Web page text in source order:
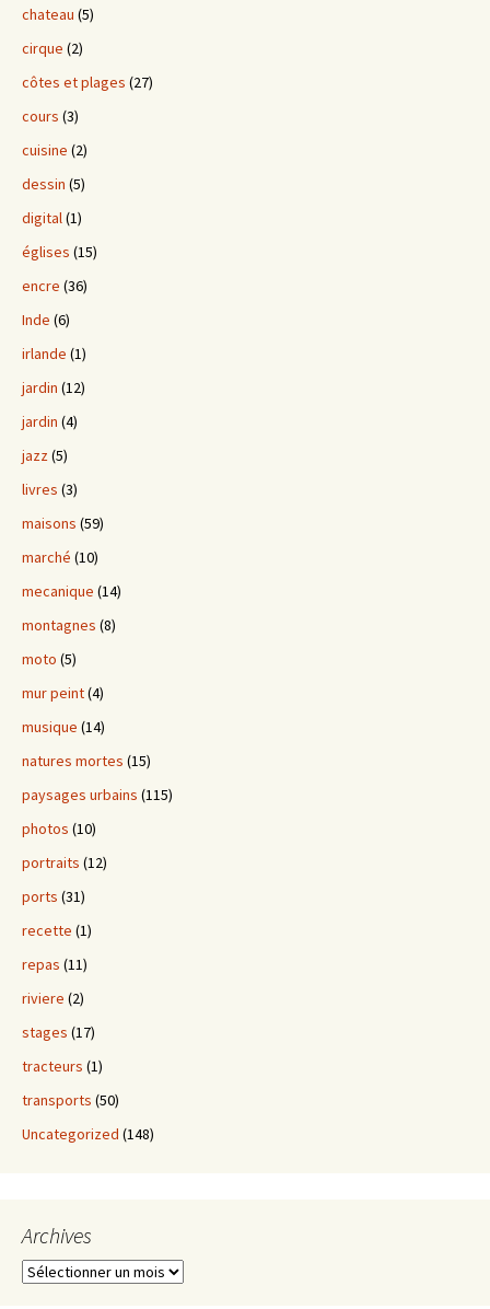
chateau (5)
cirque (2)
côtes et plages (27)
cours (3)
cuisine (2)
dessin (5)
digital(1)
églises (15)
encre (36)
Inde (6)
irlande (1)
jardin (12)
jardin (4)
jazz(5)
livres (3)
maisons (59)
marché (10)
mecanique (14)
montagnes (8)
moto (5)
mur peint(4)
musique (14)
natures mortes (15)
paysages urbains (115)
photos (10)
portraits (12)
ports (31)
recette (1)
repas (11)
riviere (2)
stages (17)
tracteurs (1)
transports (50)
Uncategorized (148)
Archives
Archives